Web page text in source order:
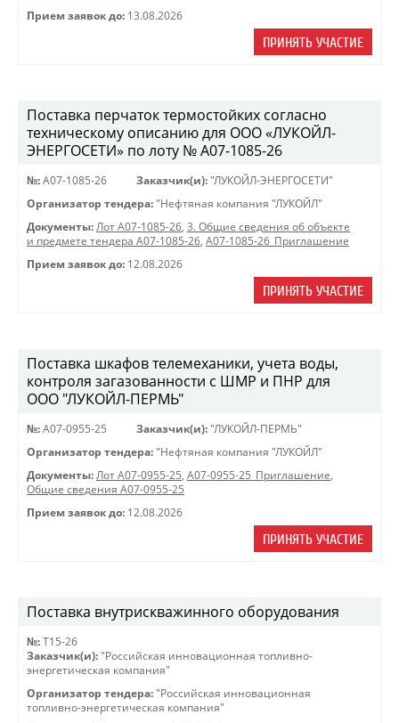
Прием заявок до: 13.08.2026
ПРИНЯТЬ УЧАСТИЕ
Поставка перчаток термостойких согласно
техническому описанию для ООО «ЛУКОЙЛ-
ЭНЕРГОСЕТИ» по лоту № A07-1085-26
№: A07-1085-26 Заказчик(и): "ЛУКОЙЛ-ЭНЕРГОСЕТИ"
Организатор тендера: "Нефтяная компания "ЛУКОЙЛ"
Документы: Лот A07-1085-26, 3. Общие сведения об объекте
и предмете тендера A07-1085-26, A07-1085-26_Приглашение
Прием заявок до: 12.08.2026
ПРИНЯТЬ УЧАСТИЕ
Поставка шкафов телемеханики, учета воды,
контроля загазованности с ШМР и ПНР для
ООО "ЛУКОЙЛ-ПЕРМЬ"
№: A07-0955-25 Заказчик(и): "ЛУКОЙЛ-ПЕРМЬ"
Организатор тендера: "Нефтяная компания "ЛУКОЙЛ"
Документы: Лот A07-0955-25, A07-0955-25_Приглашение,
Общие сведения A07-0955-25
Прием заявок до: 12.08.2026
ПРИНЯТЬ УЧАСТИЕ
Поставка внутрискважинного оборудования
№: Т15-26
Заказчик(и): "Российская инновационная топливно-
энергетическая компания"
Организатор тендера: "Российская инновационная
топливно-энергетическая компания"